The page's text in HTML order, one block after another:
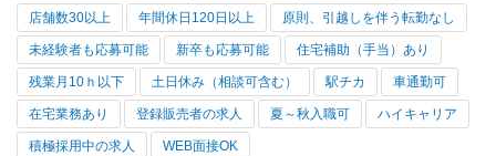
店舗数30以上 年間休日120日以上 原則、引越しを伴う転勤なし
未経験者も応募可能 新卒も応募可能 住宅補助（手当）あり
残業月10ｈ以下 土日休み（相談可含む） 駅チカ 車通勤可
在宅業務あり 登録販売者の求人 夏～秋入職可 ハイキャリア
積極採用中の求人 WEB面接OK